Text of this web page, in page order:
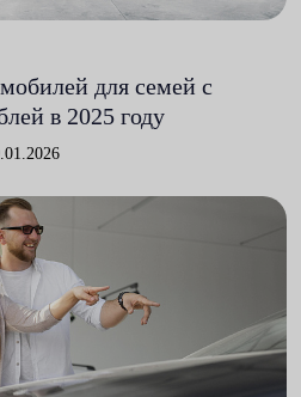
для семей с
в 2025 году